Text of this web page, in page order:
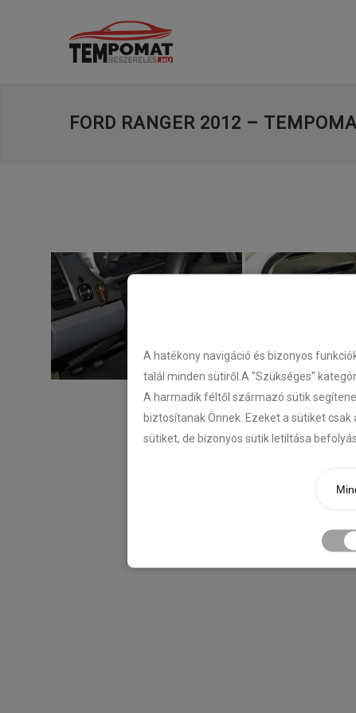
A hatékony navigáció és bizonyos
talál minden sütiről.A "Szükséges"
A harmadik féltől származó sütik
biztosítanak Önnek. Ezeket a sütiket
sütiket, de bizonyos sütik letiltása
FORD RANGER 2012 –